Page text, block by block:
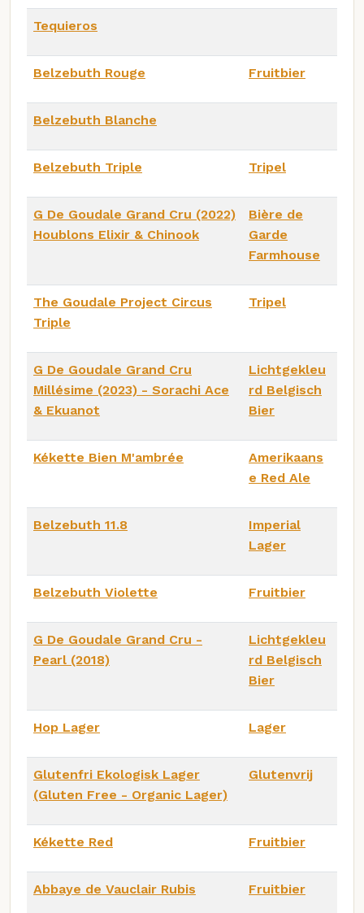
Tequieros
Belzebuth Rouge Fruitbier
Belzebuth Blanche
Belzebuth Triple Tripel
G De Goudale Grand Cru (2022)
Houblons Elixir & Chinook
Bière de
Garde
Farmhouse
The Goudale Project Circus
Triple
Tripel
G De Goudale Grand Cru
Millésime (2023) - Sorachi Ace
& Ekuanot
Lichtgekleu
rd Belgisch
Bier
Kékette Bien M'ambrée
Amerikaans
e Red Ale
Belzebuth 11.8
Imperial
Lager
Belzebuth Violette Fruitbier
G De Goudale Grand Cru -
Pearl (2018)
Lichtgekleu
rd Belgisch
Bier
Hop Lager Lager
Glutenfri Ekologisk Lager
(Gluten Free - Organic Lager)
Glutenvrij
Kékette Red Fruitbier
Abbaye de Vauclair Rubis Fruitbier